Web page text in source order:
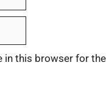
in this browser for the